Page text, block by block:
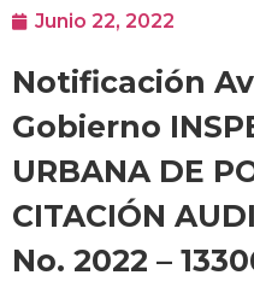
Junio 22, 2022
Notificación
Gobierno
URBANA DE
CITACIÓN
No. 2022 –